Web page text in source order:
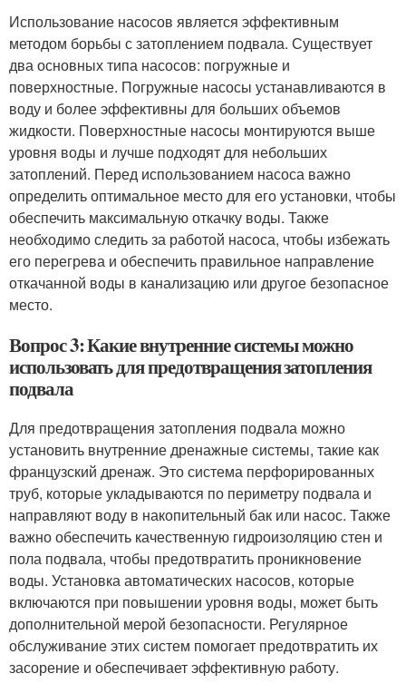
Использование насосов является эффективным
методом борьбы с затоплением подвала. Существует
два основных типа насосов: погружные и
поверхностные. Погружные насосы устанавливаются в
воду и более эффективны для больших объемов
жидкости. Поверхностные насосы монтируются выше
уровня воды и лучше подходят для небольших
затоплений. Перед использованием насоса важно
определить оптимальное место для его установки, чтобы
обеспечить максимальную откачку воды. Также
необходимо следить за работой насоса, чтобы избежать
его перегрева и обеспечить правильное направление
откачанной воды в канализацию или другое безопасное
место.
Вопрос 3: Какие внутренние системы можно
использовать для предотвращения затопления
подвала
Для предотвращения затопления подвала можно
установить внутренние дренажные системы, такие как
французский дренаж. Это система перфорированных
труб, которые укладываются по периметру подвала и
направляют воду в накопительный бак или насос. Также
важно обеспечить качественную гидроизоляцию стен и
пола подвала, чтобы предотвратить проникновение
воды. Установка автоматических насосов, которые
включаются при повышении уровня воды, может быть
дополнительной мерой безопасности. Регулярное
обслуживание этих систем помогает предотвратить их
засорение и обеспечивает эффективную работу.